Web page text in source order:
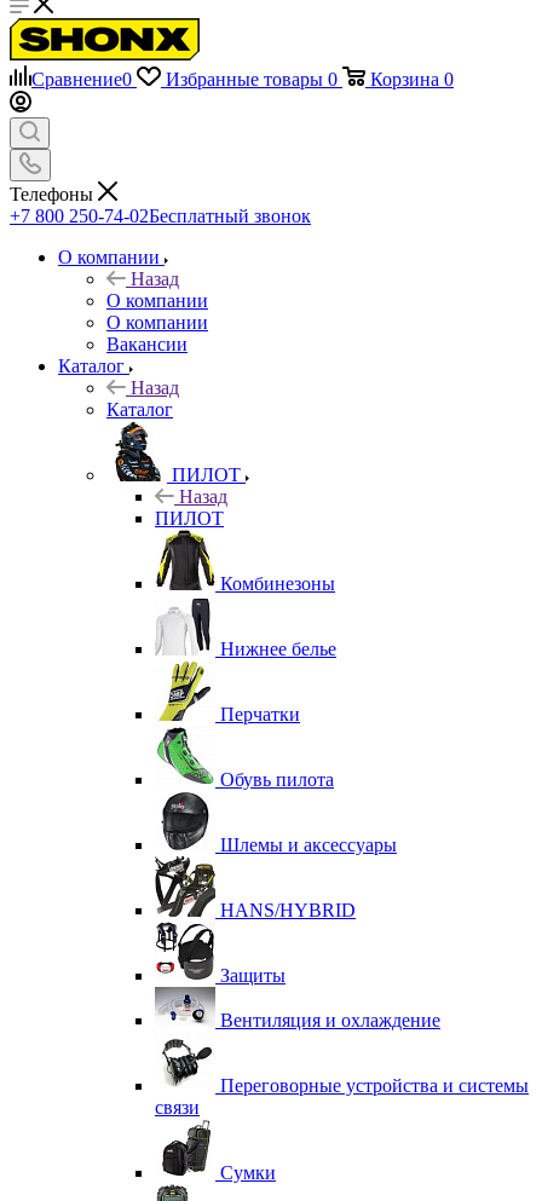
Сравнение0 Избранные товары 0 Корзина 0
Телефоны
+7 800 250-74-02Бесплатный звонок
О компании
Назад
О компании
О компании
Вакансии
Каталог
Назад
Каталог
ПИЛОТ
Назад
ПИЛОТ
Комбинезоны
Нижнее белье
Перчатки
Обувь пилота
Шлемы и аксессуары
HANS/HYBRID
Защиты
Вентиляция и охлаждение
Переговорные устройства и системы
связи
Сумки